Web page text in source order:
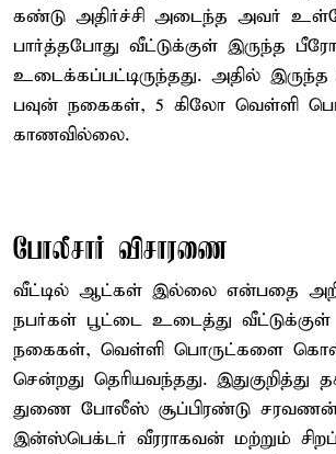
கண்டு அதிர்ச்சி அடைந்த அவர்
பார்த்தபோது வீட்டுக்குள் இருந்த
உடைக்கப்பட்டிருந்தது. அதில்
பவுன் நகைகள், 5 கிலோ வெள்ளி
காணவில்லை.
போலீசார் விசாரணை
வீட்டில் ஆட்கள் இல்லை என்பதை
நபர்கள் பூட்டை உடைத்து வீட்டுக்குள்
நகைகள், வெள்ளி பொருட்களை
சென்றது தெரியவந்தது. இதுகுறித்து
துணை போலீஸ் சூப்பிரண்டு
இன்ஸ்பெக்டர் வீரராகவன் மற்றும்